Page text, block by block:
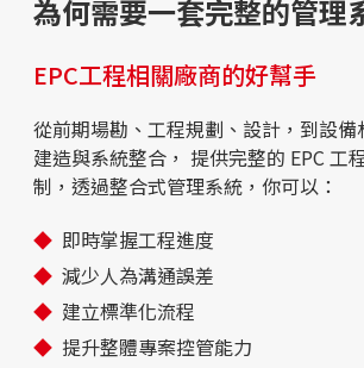
為何需要一套完整的管理
EPC工程相關廠商的好幫手
從前期場勘、工程規劃、設計，到設備
建造與系統整合， 提供完整的 EPC 工
制，透過整合式管理系統，你可以：
即時掌握工程進度
減少人為溝通誤差
建立標準化流程
提升整體專案控管能力